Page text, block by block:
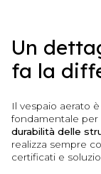
Un
fa la
Il vespaio aerato
fondamentale per
durabilità delle
realizza sempre
certificati e